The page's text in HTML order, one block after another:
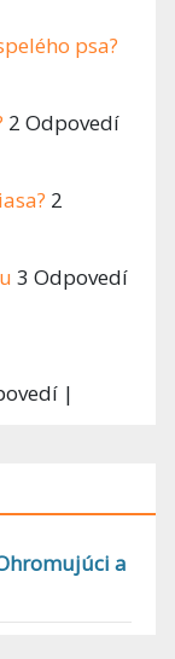
psa?
2 Odpovedí
2
3 Odpovedí
|
a